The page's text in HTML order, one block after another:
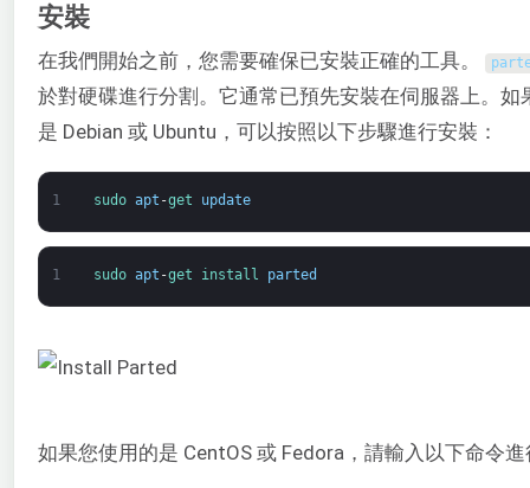
安裝
在我們開始之前，您需要確保已安裝正確的工具。
於對硬碟進行分割。它通常已預先安裝在伺服器上。如
是 Debian 或 Ubuntu，可以按照以下步驟進行安裝：
1 sudo apt -get update
1 sudo apt -get install parted
如果您使用的是 CentOS 或 Fedora，請輸入以下命令